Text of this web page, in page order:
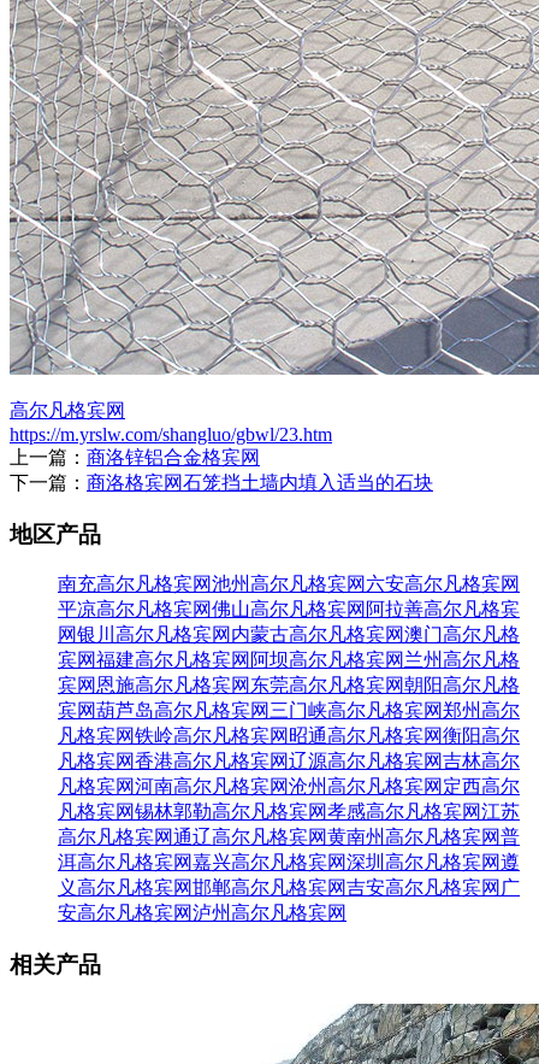
高尔凡格宾网
https://m.yrslw.com/shangluo/gbwl/23.htm
上一篇： 商洛锌铝合金格宾网
下一篇： 商洛格宾网石笼挡土墙内填入适当的石块
地区产品
南充高尔凡格宾网池州高尔凡格宾网 六安高尔凡格宾网
平凉高尔凡格宾网佛山高尔凡格宾网 阿拉善高尔凡格宾
网银川高尔凡格宾网 内蒙古高尔凡格宾网澳门高尔凡格
宾网福建高尔凡格宾网 阿坝高尔凡格宾网 兰州高尔凡格
宾网 恩施高尔凡格宾网 东莞高尔凡格宾网朝阳高尔凡格
宾网葫芦岛高尔凡格宾网 三门峡高尔凡格宾网郑州高尔
凡格宾网铁岭高尔凡格宾网 昭通高尔凡格宾网衡阳高尔
凡格宾网香港高尔凡格宾网辽源高尔凡格宾网吉林高尔
凡格宾网河南高尔凡格宾网沧州高尔凡格宾网 定西高尔
凡格宾网锡林郭勒高尔凡格宾网孝感高尔凡格宾网江苏
高尔凡格宾网通辽高尔凡格宾网黄南州高尔凡格宾网普
洱高尔凡格宾网嘉兴高尔凡格宾网深圳高尔凡格宾网遵
义高尔凡格宾网邯郸高尔凡格宾网吉安高尔凡格宾网 广
安高尔凡格宾网泸州高尔凡格宾网
相关产品